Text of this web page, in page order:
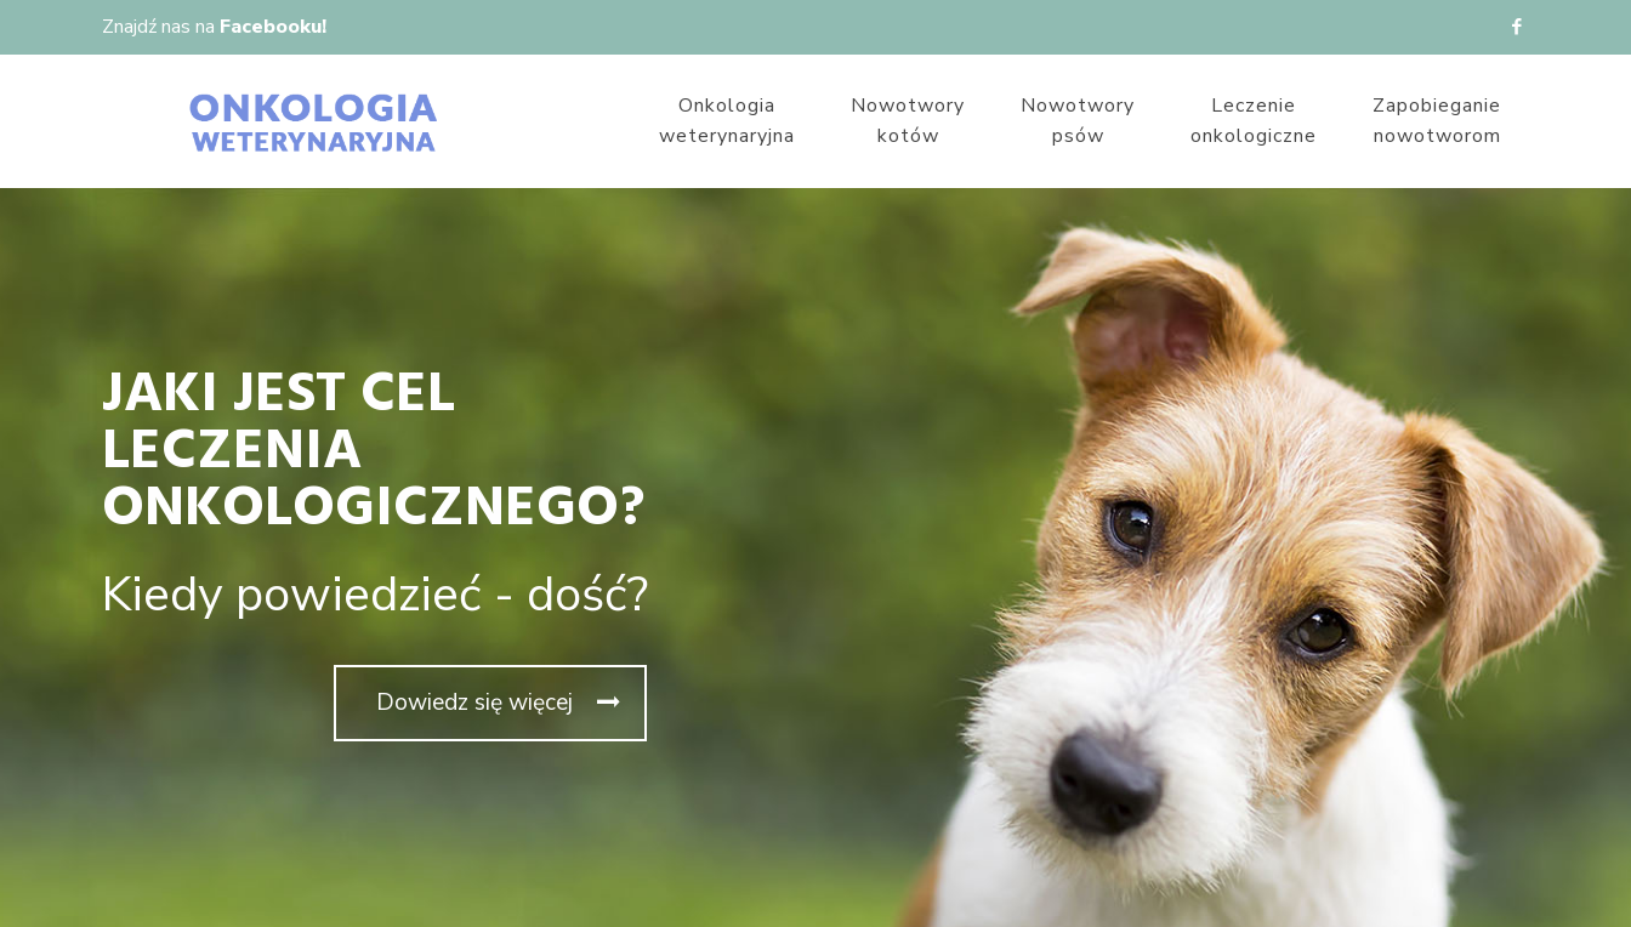
Znajdź nas na Facebooku!
Onkologia
weterynaryjna
Nowotwory
kotów
Nowotwory
psów
Leczenie
onkologiczne
Zapobieganie
nowotworom
JAKI JEST CEL
LECZENIA
ONKOLOGICZNEGO?
Kiedy powiedzieć - dość?
Dowiedz się więcej